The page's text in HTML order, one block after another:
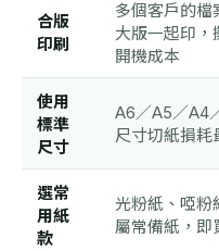
合版
印刷
多個客戶的檔
大版一起印，
開機成本
使用
標準
尺寸
A6／A5／A4
尺寸切紙損耗
選常
用紙
款
光粉紙、啞粉
屬常備紙，即